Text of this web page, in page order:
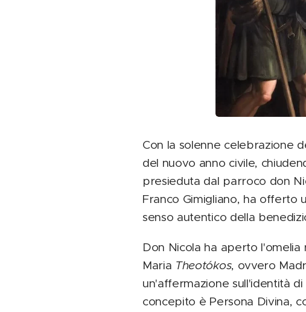
Con la solenne celebrazione
del nuovo anno civile,
presieduta dal parroco don
Franco Gimigliano, ha offerto
senso autentico della
Don Nicola ha aperto l'omelia
Maria Theotókos, ovvero
un'affermazione sull'identità
concepito è Persona Divina,